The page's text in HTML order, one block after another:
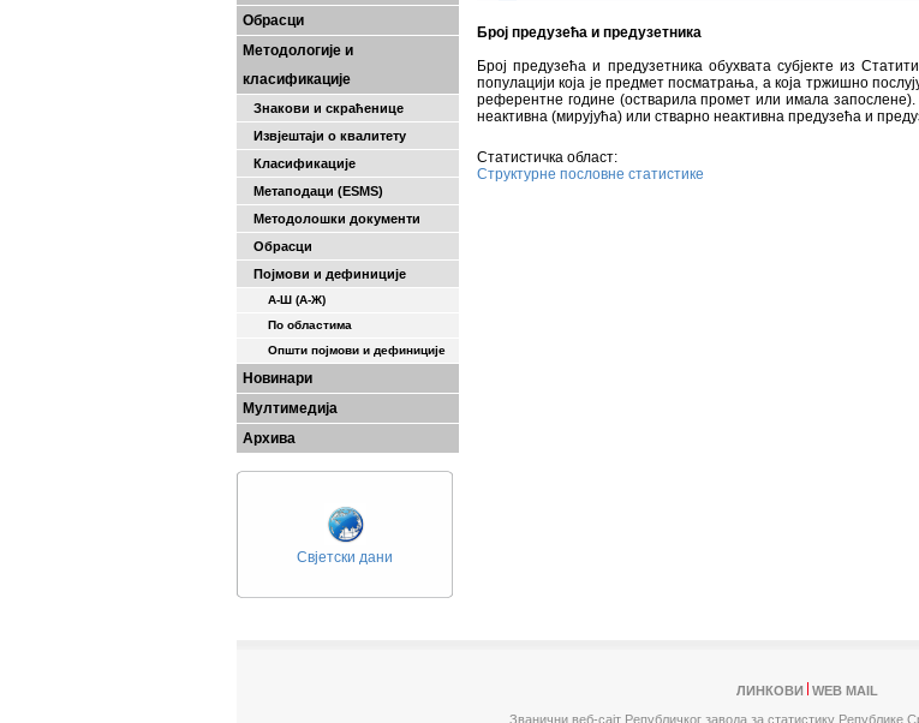
Обрасци
Методологије и
класификације
Знакови и скраћенице
Извјештаји о квалитету
Класификације
Метаподаци (ESMS)
Методолошки документи
Обрасци
Појмови и дефиниције
А-Ш (A-Ж)
По областима
Општи појмови и дефиниције
Новинари
Мултимедија
Архива
Свјетски дани
Број предузећа и предузетника
Број предузећа и предузетника обухвата субјекте из
популацији која је предмет посматрања, а која тржишно
референтне године (остварила промет или имала запослене).
неактивна (мирујућа) или стварно неактивна предузећа и
Статистичка област:
Структурне пословне статистике
ЛИНКОВИ
WEB MAIL
Званични веб-сајт Републичког завода за статистику Републике